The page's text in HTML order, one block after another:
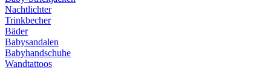
Nachtlichter
Trinkbecher
Bäder
Babysandalen
Babyhandschuhe
Wandtattoos